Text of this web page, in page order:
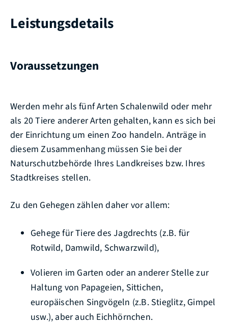
Leistungsdetails
Voraussetzungen
Werden mehr als fünf Arten Schalenwild oder mehr
als 20 Tiere anderer Arten gehalten, kann es sich bei
der Einrichtung um einen Zoo handeln. Anträge in
diesem Zusammenhang müssen Sie bei der
Naturschutzbehörde Ihres Landkreises bzw. Ihres
Stadtkreises stellen.
Zu den Gehegen zählen daher vor allem:
Gehege für Tiere des Jagdrechts (z.B. für
Rotwild, Damwild, Schwarzwild),
Volieren im Garten oder an anderer Stelle zur
Haltung von Papageien, Sittichen,
europäischen Singvögeln (z.B. Stieglitz, Gimpel
usw.), aber auch Eichhörnchen.